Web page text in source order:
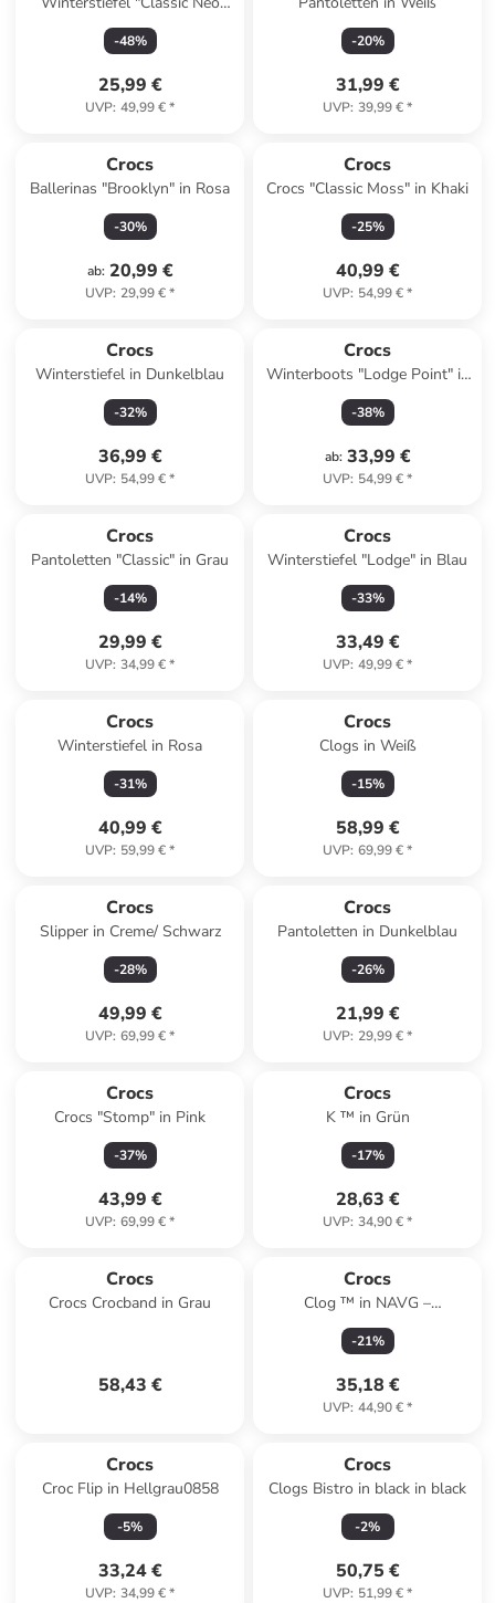
Puff" in Dunkelblau
-48%
25,99 €
UVP: 49,99 €*
-20%
31,99 €
UVP: 39,99 €*
Crocs
Ballerinas "Brooklyn" in Rosa
-30%
ab: 20,99 €
UVP: 29,99 €*
Crocs
Crocs "Classic Moss" in Khaki
-25%
40,99 €
UVP: 54,99 €*
Crocs
Winterstiefel in Dunkelblau
-32%
36,99 €
UVP: 54,99 €*
Crocs
Winterboots "Lodge Point" in
Dunkelblau/ Grau
-38%
ab: 33,99 €
UVP: 54,99 €*
Crocs
Pantoletten "Classic" in Grau
-14%
29,99 €
UVP: 34,99 €*
Crocs
Winterstiefel "Lodge" in Blau
-33%
33,49 €
UVP: 49,99 €*
Crocs
Winterstiefel in Rosa
-31%
40,99 €
UVP: 59,99 €*
Crocs
Clogs in Weiß
-15%
58,99 €
UVP: 69,99 €*
Crocs
Slipper in Creme/ Schwarz
-28%
49,99 €
UVP: 69,99 €*
Crocs
Pantoletten in Dunkelblau
-26%
21,99 €
UVP: 29,99 €*
Crocs
Crocs "Stomp" in Pink
-37%
43,99 €
UVP: 69,99 €*
Crocs
K ™ in Grün
-17%
28,63 €
UVP: 34,90 €*
Crocs
Crocs Crocband in Grau
58,43 €
Crocs
Clog ™ in NAVG –
Marineblau/Grün
-21%
35,18 €
UVP: 44,90 €*
Crocs
Croc Flip in Hellgrau0858
-5%
33,24 €
UVP: 34,99 €*
Crocs
Clogs Bistro in black in black
-2%
50,75 €
UVP: 51,99 €*